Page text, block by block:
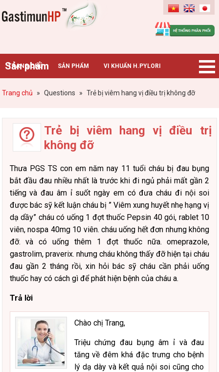
Gastimunhp
Sản phẩm
TRANG CHỦ SẢN PHẨM VI KHUẨN H.PYLORI
BỆNH DẠ DÀY TIN TỨC – SỰ KIỆN HƯỚNG DẪN MUA HÀNG
Trang chủ » Questions » Trẻ bị viêm hang vị điều trị không đỡ
Trẻ bị viêm hang vị điều trị
không đỡ
Thưa PGS TS con em năm nay 11 tuổi cháu bị đau bụng
bắt đầu đau nhiều nhất là trước khi đi ngủ phải mất gần 2
tiếng và đau âm ỉ suốt ngày em có đưa cháu đi nội soi
được bác sỹ kết luận cháu bị ” Viêm xung huyết nhẹ hạng vị
dạ dầy” cháu có uống 1 đợt thuốc Pepsin 40 gói, rablet 10
viên, nospa 40mg 10 viên. cháu uống hết đơn nhưng không
đỡ. và có uống thêm 1 đợt thuốc nữa. omeprazole,
gastrolim, praverix. nhưng cháu không thấy đỡ hiện tại cháu
đau gần 2 tháng rồi, xin hỏi bác sỹ cháu cần phải uống
thuốc hay có cách gì để phát hiện bệnh của cháu a.
Trả lời
Chào chị Trang,
Triệu chứng đau bụng âm ỉ và đau
tăng về đêm khá đặc trưng cho bệnh
lý dạ dày và kết quả nội soi cũng cho